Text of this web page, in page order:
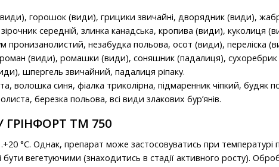
горошок (види), грицики звичайні, дворядник (види),
середній, злинка канадська, кропива (види), куколиця
пронизанолистий, незабудка польова, осот (види), переліска
(види), ромашки (види), соняшник (падалиця), сухоребрик
шпергель звичайний, падалиця ріпаку.
волошка синя, фіалка триколірна, підмаренник чіпкий, будяк
березка польова, всі види злакових бур’янів.
ТМ 750
°С. Однак, препарат може застосовуватись при температурі
бути вегетуючими (знаходитись в стадії активного росту).